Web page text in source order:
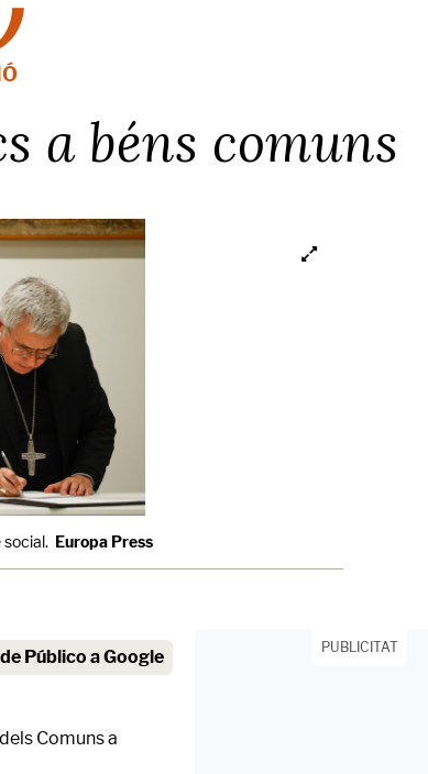
a béns comuns
social. Europa Press
Público a Google
Comuns a
PUBLICITAT